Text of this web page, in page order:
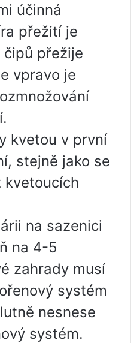
účinná
přežití je
čipů přežije
vpravo je
kvetou v první
stejně jako se
kvetoucích
na sazenici
na 4-5
zahrady musí
systém
nesnese
systém.